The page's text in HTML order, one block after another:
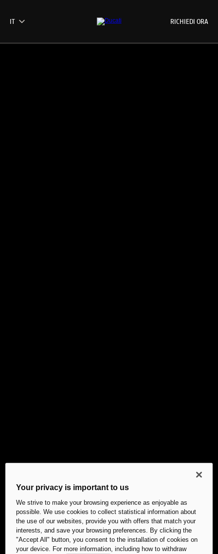
RICHIEDI ORA
Your privacy is important to us
We strive to make your browsing experience as enjoyable as
possible. We use cookies to collect statistical information about
the use of our websites, provide you with offers that match your
interests, and save your browsing preferences. By clicking the
"Accept All" button, you consent to the installation of cookies on
your device. For more information, including how to withdraw